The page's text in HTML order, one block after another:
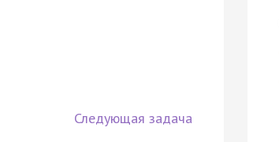
Следующая задача